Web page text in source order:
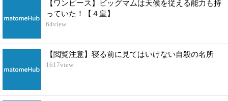
【ワンピース】ビッグマムは天候を従える能力も持
っていた！【４皇】
64view
【閲覧注意】寝る前に見てはいけない自殺の名所
1617view